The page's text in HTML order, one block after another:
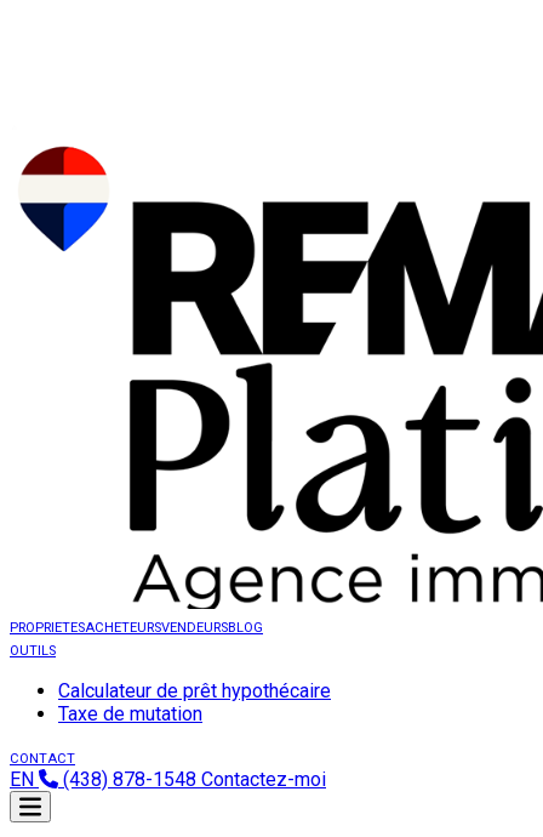
PROPRIETESACHETEURSVENDEURSBLOG
OUTILS
Calculateur de prêt hypothécaire
Taxe de mutation
CONTACT
EN (438) 878-1548 Contactez-moi